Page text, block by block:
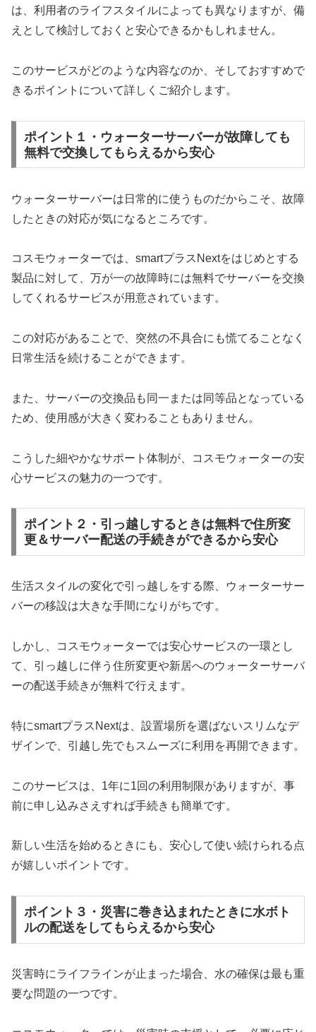
は、利用者のライフスタイルによっても異なりますが、備
えとして検討しておくと安心できるかもしれません。
このサービスがどのような内容なのか、そしておすすめで
きるポイントについて詳しくご紹介します。
ポイント１・ウォーターサーバーが故障しても
無料で交換してもらえるから安心
ウォーターサーバーは日常的に使うものだからこそ、故障
したときの対応が気になるところです。
コスモウォーターでは、smartプラスNextをはじめとする
製品に対して、万が一の故障時には無料でサーバーを交換
してくれるサービスが用意されています。
この対応があることで、突然の不具合にも慌てることなく
日常生活を続けることができます。
また、サーバーの交換品も同一または同等品となっている
ため、使用感が大きく変わることもありません。
こうした細やかなサポート体制が、コスモウォーターの安
心サービスの魅力の一つです。
ポイント２・引っ越しするときは無料で住所変
更＆サーバー配送の手続きができるから安心
生活スタイルの変化で引っ越しをする際、ウォーターサー
バーの移設は大きな手間になりがちです。
しかし、コスモウォーターでは安心サービスの一環とし
て、引っ越しに伴う住所変更や新居へのウォーターサーバ
ーの配送手続きが無料で行えます。
特にsmartプラスNextは、設置場所を選ばないスリムなデ
ザインで、引越し先でもスムーズに利用を再開できます。
このサービスは、1年に1回の利用制限がありますが、事
前に申し込みさえすれば手続きも簡単です。
新しい生活を始めるときにも、安心して使い続けられる点
が嬉しいポイントです。
ポイント３・災害に巻き込まれたときに水ボト
ルの配送をしてもらえるから安心
災害時にライフラインが止まった場合、水の確保は最も重
要な問題の一つです。